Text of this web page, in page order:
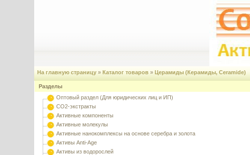
На главную страницу »Каталог товаров »Церамиды (Керамиды, Ceramide)
Разделы
Оптовый раздел (Для юридических лиц и ИП)
CO2-экстракты
Активные компоненты
Активные молекулы
Активные нанокомплексы на основе серебра и золота
Активы Anti-Age
Активы из водорослей